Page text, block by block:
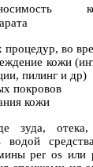
процедур, во
кожи
пилинг и др)
покровов
кожи
зуда, отека,
per os или